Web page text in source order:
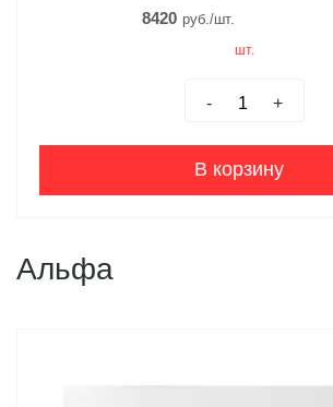
8420 руб./шт.
шт.
- +
В корзину
Альфа